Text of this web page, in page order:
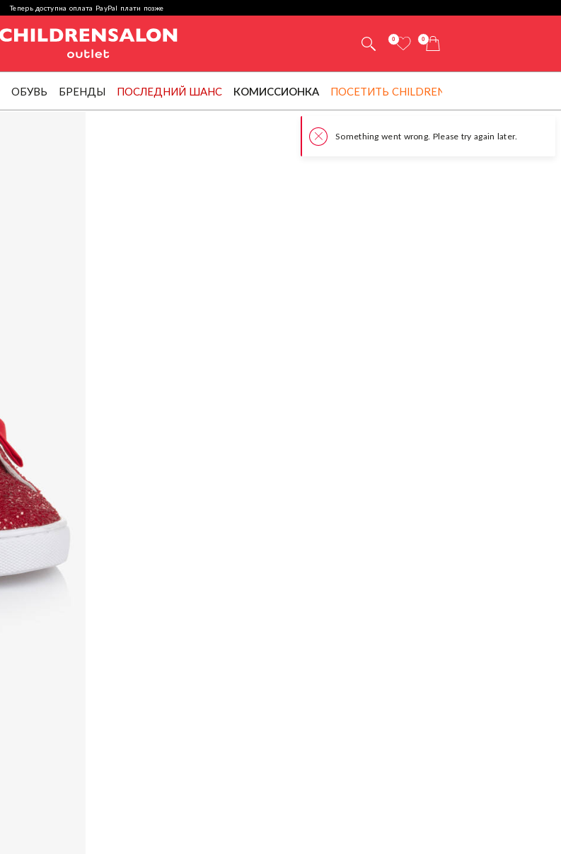
Теперь доступна оплата PayPal плати позже
0 0
ОБУВЬ БРЕНДЫ ПОСЛЕДНИЙ ШАНС КОМИССИОНКА ПОСЕТИТЬ CHILDRENSALON